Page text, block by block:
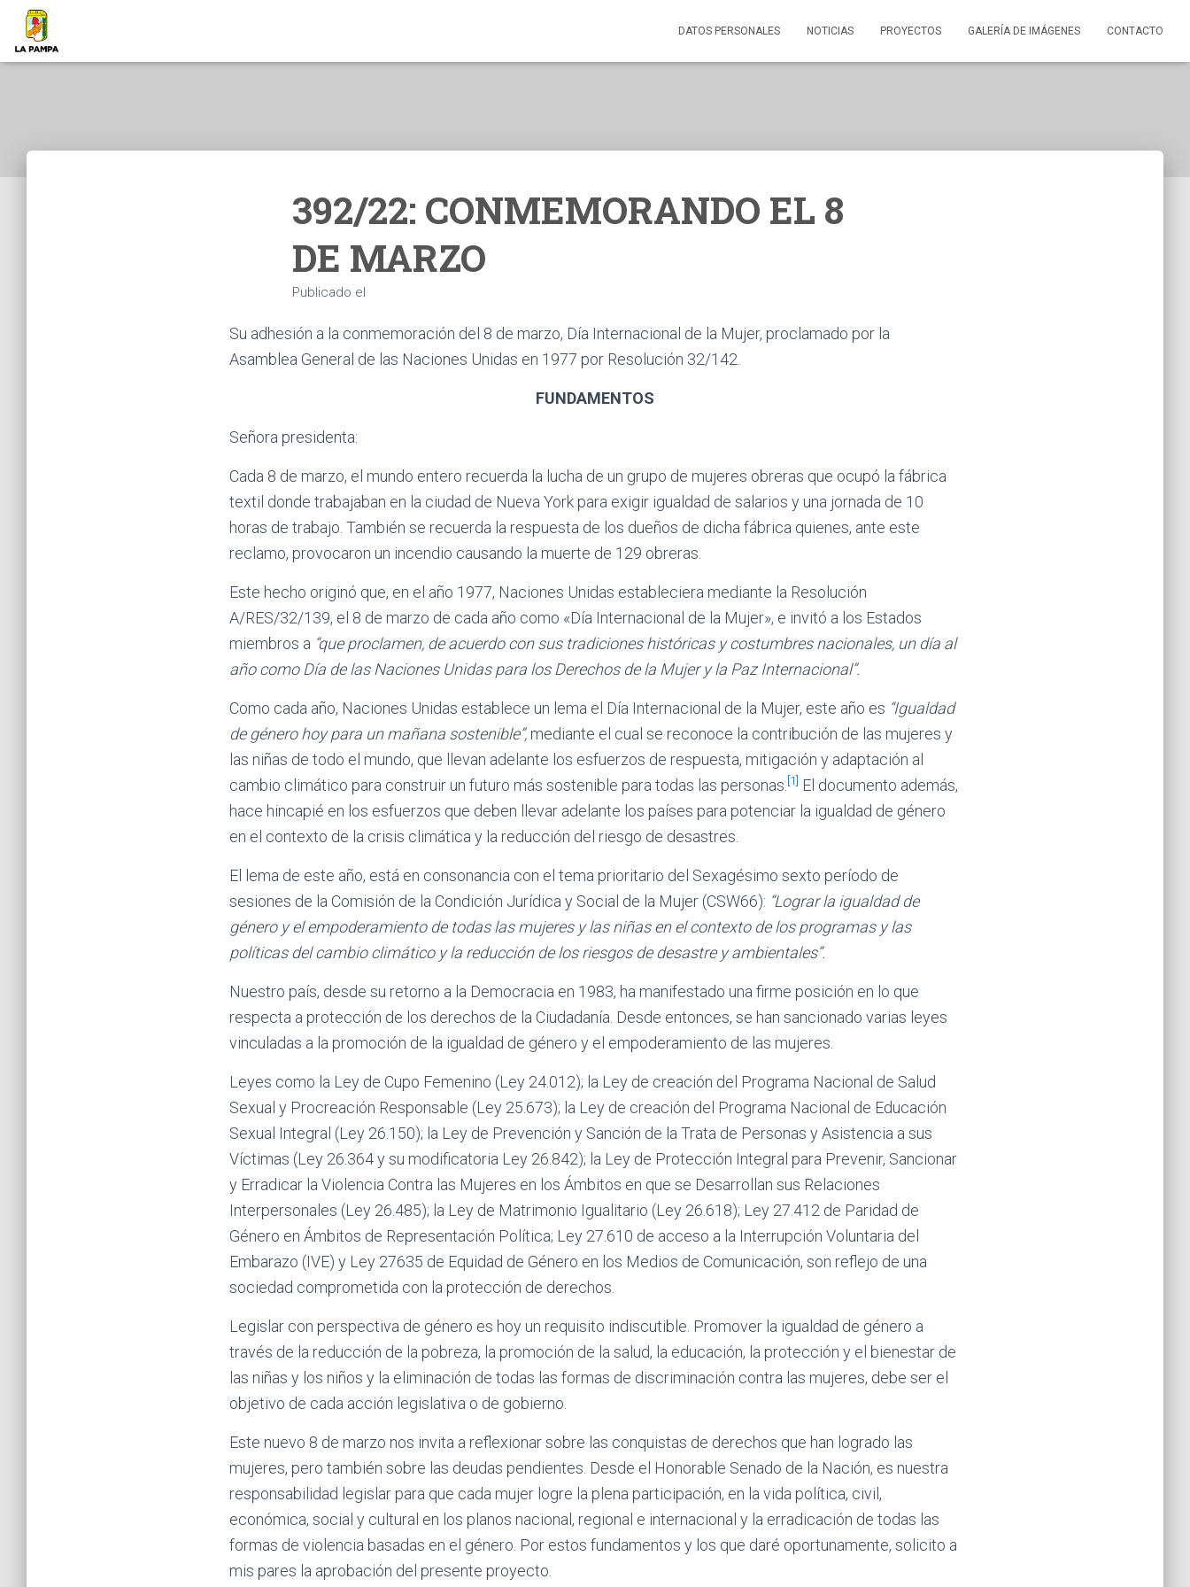
DATOS PERSONALES NOTICIAS PROYECTOS GALERÍA DE IMÁGENES CONTACTO
392/22: CONMEMORANDO EL 8
DE MARZO
Publicado el
Su adhesión a la conmemoración del 8 de marzo, Día Internacional de la Mujer, proclamado por la
Asamblea General de las Naciones Unidas en 1977 por Resolución 32/142.
FUNDAMENTOS
Señora presidenta:
Cada 8 de marzo, el mundo entero recuerda la lucha de un grupo de mujeres obreras que ocupó la fábrica
textil donde trabajaban en la ciudad de Nueva York para exigir igualdad de salarios y una jornada de 10
horas de trabajo. También se recuerda la respuesta de los dueños de dicha fábrica quienes, ante este
reclamo, provocaron un incendio causando la muerte de 129 obreras.
Este hecho originó que, en el año 1977, Naciones Unidas estableciera mediante la Resolución
A/RES/32/139, el 8 de marzo de cada año como «Día Internacional de la Mujer», e invitó a los Estados
miembros a “que proclamen, de acuerdo con sus tradiciones históricas y costumbres nacionales, un día al
año como Día de las Naciones Unidas para los Derechos de la Mujer y la Paz Internacional”.
Como cada año, Naciones Unidas establece un lema el Día Internacional de la Mujer, este año es “Igualdad
de género hoy para un mañana sostenible”, mediante el cual se reconoce la contribución de las mujeres y
las niñas de todo el mundo, que llevan adelante los esfuerzos de respuesta, mitigación y adaptación al
cambio climático para construir un futuro más sostenible para todas las personas. [1] El documento además,
hace hincapié en los esfuerzos que deben llevar adelante los países para potenciar la igualdad de género
en el contexto de la crisis climática y la reducción del riesgo de desastres.
El lema de este año, está en consonancia con el tema prioritario del Sexagésimo sexto período de
sesiones de la Comisión de la Condición Jurídica y Social de la Mujer (CSW66): “Lograr la igualdad de
género y el empoderamiento de todas las mujeres y las niñas en el contexto de los programas y las
políticas del cambio climático y la reducción de los riesgos de desastre y ambientales”.
Nuestro país, desde su retorno a la Democracia en 1983, ha manifestado una firme posición en lo que
respecta a protección de los derechos de la Ciudadanía. Desde entonces, se han sancionado varias leyes
vinculadas a la promoción de la igualdad de género y el empoderamiento de las mujeres.
Leyes como la Ley de Cupo Femenino (Ley 24.012); la Ley de creación del Programa Nacional de Salud
Sexual y Procreación Responsable (Ley 25.673); la Ley de creación del Programa Nacional de Educación
Sexual Integral (Ley 26.150); la Ley de Prevención y Sanción de la Trata de Personas y Asistencia a sus
Víctimas (Ley 26.364 y su modificatoria Ley 26.842); la Ley de Protección Integral para Prevenir, Sancionar
y Erradicar la Violencia Contra las Mujeres en los Ámbitos en que se Desarrollan sus Relaciones
Interpersonales (Ley 26.485); la Ley de Matrimonio Igualitario (Ley 26.618); Ley 27.412 de Paridad de
Género en Ámbitos de Representación Política; Ley 27.610 de acceso a la Interrupción Voluntaria del
Embarazo (IVE) y Ley 27635 de Equidad de Género en los Medios de Comunicación, son reflejo de una
sociedad comprometida con la protección de derechos.
Legislar con perspectiva de género es hoy un requisito indiscutible. Promover la igualdad de género a
través de la reducción de la pobreza, la promoción de la salud, la educación, la protección y el bienestar de
las niñas y los niños y la eliminación de todas las formas de discriminación contra las mujeres, debe ser el
objetivo de cada acción legislativa o de gobierno.
Este nuevo 8 de marzo nos invita a reflexionar sobre las conquistas de derechos que han logrado las
mujeres, pero también sobre las deudas pendientes. Desde el Honorable Senado de la Nación, es nuestra
responsabilidad legislar para que cada mujer logre la plena participación, en la vida política, civil,
económica, social y cultural en los planos nacional, regional e internacional y la erradicación de todas las
formas de violencia basadas en el género. Por estos fundamentos y los que daré oportunamente, solicito a
mis pares la aprobación del presente proyecto.